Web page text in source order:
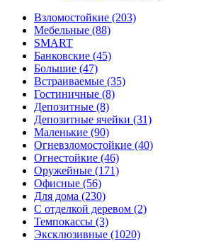
Взломостойкие (203)
Мебельные (88)
SMART
Банковские (45)
Большие (47)
Встраиваемые (35)
Гостиничные (8)
Депозитные (8)
Депозитные ячейки (31)
Маленькие (90)
Огневзломостойкие (40)
Огнестойкие (46)
Оружейные (171)
Офисные (56)
Для дома (230)
С отделкой деревом (2)
Темпокассы (3)
Эксклюзивные (1020)